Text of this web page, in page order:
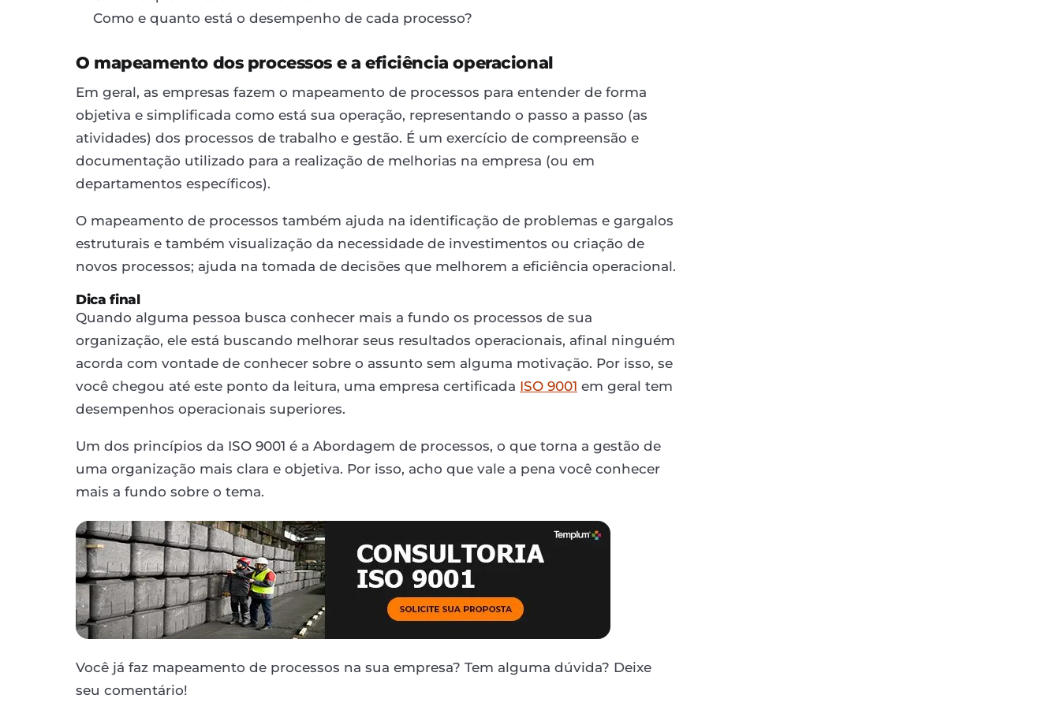
Como e quanto está o desempenho de cada processo?
O mapeamento dos processos e a eficiência operacional
Em geral, as empresas fazem o mapeamento de processos para entender de forma
objetiva e simplificada como está sua operação, representando o passo a passo (as
atividades) dos processos de trabalho e gestão. É um exercício de compreensão e
documentação utilizado para a realização de melhorias na empresa (ou em
departamentos específicos).
O mapeamento de processos também ajuda na identificação de problemas e gargalos
estruturais e também visualização da necessidade de investimentos ou criação de
novos processos; ajuda na tomada de decisões que melhorem a eficiência operacional.
Dica final
Quando alguma pessoa busca conhecer mais a fundo os processos de sua
organização, ele está buscando melhorar seus resultados operacionais, afinal ninguém
acorda com vontade de conhecer sobre o assunto sem alguma motivação. Por isso, se
você chegou até este ponto da leitura, uma empresa certificada ISO 9001 em geral tem
desempenhos operacionais superiores.
Um dos princípios da ISO 9001 é a Abordagem de processos, o que torna a gestão de
uma organização mais clara e objetiva. Por isso, acho que vale a pena você conhecer
mais a fundo sobre o tema.
Você já faz mapeamento de processos na sua empresa? Tem alguma dúvida? Deixe
seu comentário!